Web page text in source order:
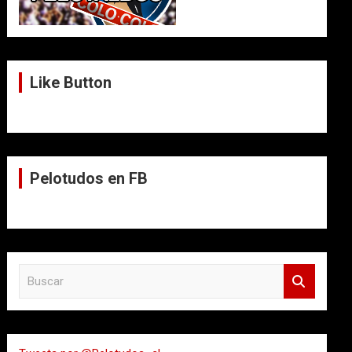
Like Button
Pelotudos en FB
a